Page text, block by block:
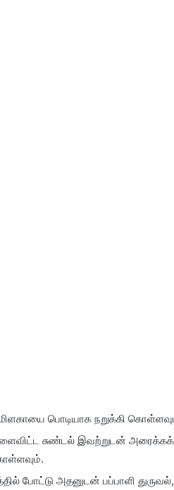
பொடியாக நறுக்கி
சுண்டல் இவற்றுடன்
போட்டு அதனுடன் பப்பாளி துருவல்,